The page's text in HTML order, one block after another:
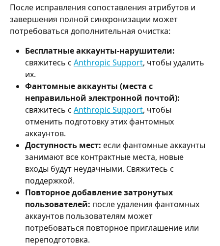
После исправления сопоставления атрибутов и
завершения полной синхронизации может
потребоваться дополнительная очистка:
Бесплатные аккаунты-нарушители:
свяжитесь с Anthropic Support, чтобы удалить
их.
Фантомные аккаунты (места с
неправильной электронной почтой):
свяжитесь с Anthropic Support, чтобы
отменить подготовку этих фантомных
аккаунтов.
Доступность мест: если фантомные аккаунты
занимают все контрактные места, новые
входы будут неудачными. Свяжитесь с
поддержкой.
Повторное добавление затронутых
пользователей: после удаления фантомных
аккаунтов пользователям может
потребоваться повторное приглашение или
переподготовка.